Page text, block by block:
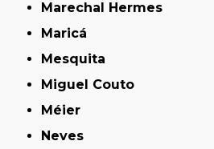
Marechal Hermes
Maricá
Mesquita
Miguel Couto
Méier
Neves